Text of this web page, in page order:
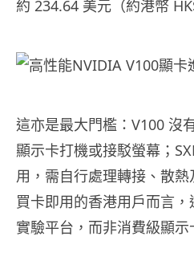
約 234.64 美元（約港幣
這亦是最大門檻：V100 沒
顯示卡打機或接駁螢幕；
用，需自行處理轉接、散
買卡即用的香港用戶而言
實驗平台，而非消費級顯示